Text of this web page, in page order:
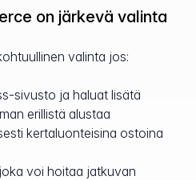
on järkevä valinta
valinta jos:
sivusto ja haluat lisätä
erillistä alustaa
kertaluonteisina ostoina
voi hoitaa jatkuvan